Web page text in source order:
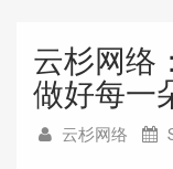
云杉网络
做好每一
云杉网络